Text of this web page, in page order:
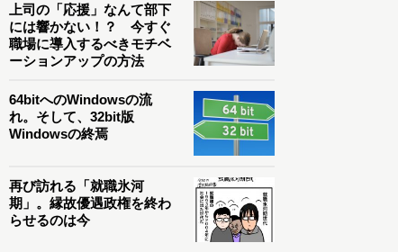
上司の「応援」なんて部下
には響かない！？ 今すぐ
職場に導入するべきモチベ
ーションアップの方法
64bitへのWindowsの流
れ。そして、32bit版
Windowsの終焉
再び訪れる「就職氷河
期」。縁故優遇政権を終わ
らせるのは今